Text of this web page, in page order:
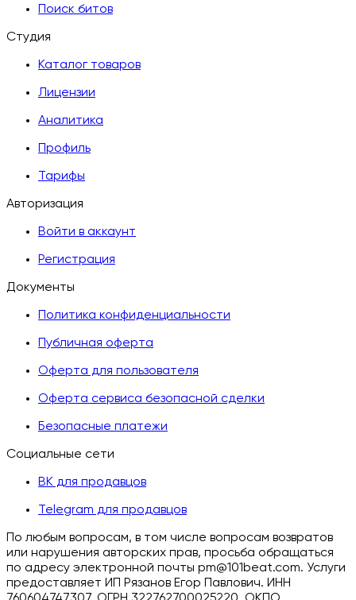
Поиск битов
Студия
Каталог товаров
Лицензии
Аналитика
Профиль
Тарифы
Авторизация
Войти в аккаунт
Регистрация
Документы
Политика конфиденциальности
Публичная оферта
Оферта для пользователя
Оферта сервиса безопасной сделки
Безопасные платежи
Социальные сети
ВК для продавцов
Telegram для продавцов
По любым вопросам, в том числе вопросам возвратов
или нарушения авторских прав, просьба обращаться
по адресу электронной почты pm@101beat.com. Услуги
предоставляет ИП Рязанов Егор Павлович. ИНН